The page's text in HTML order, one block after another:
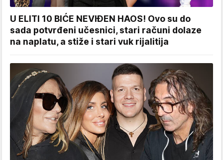
U ELITI 10 BIĆE NEVIĐEN HAOS! Ovo su do
sada potvrđeni učesnici, stari računi dolaze
na naplatu, a stiže i stari vuk rijalitija